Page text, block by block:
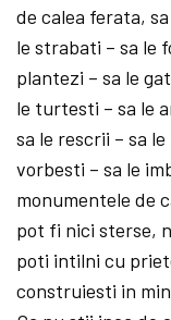
de calea ferata,
le strabati – sa le
plantezi – sa le
le turtesti – sa le
sa le rescrii – sa
vorbesti – sa le
monumentele de
pot fi nici sterse,
poti intilni cu
construiesti in